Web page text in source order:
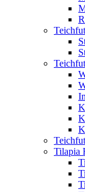
Tilapia